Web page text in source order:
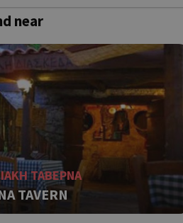
near
ΤΑΒΕΡΝΑ
TAVERN
G_ENABLED_IDPS
PHPSESSID